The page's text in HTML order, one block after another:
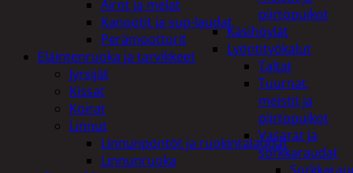
piirtopuikot
Käsihöylät
Lyöntityökalut
Taltat
Tuurnat,
meistit ja
piirtopuikot
Vasarat ja
sorkkaraudat
Airot ja melat
Kanootit ja sup-laudat
Perämoottorit
Eläintenruoka ja tarvikkeet
Jyrsijät
Kissat
Koirat
Linnut
Linnunpöntöt ja ruokintalaudat
Linnunruoka